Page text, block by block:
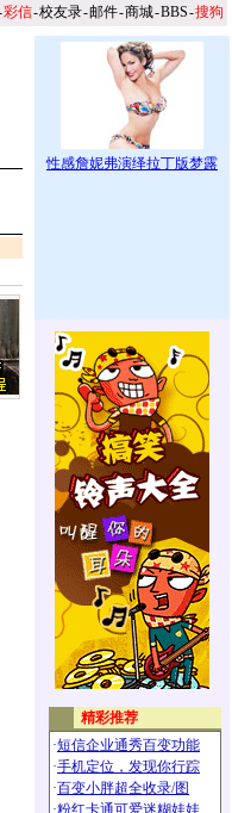
彩信-校友录-邮件-商城-BBS-搜狗